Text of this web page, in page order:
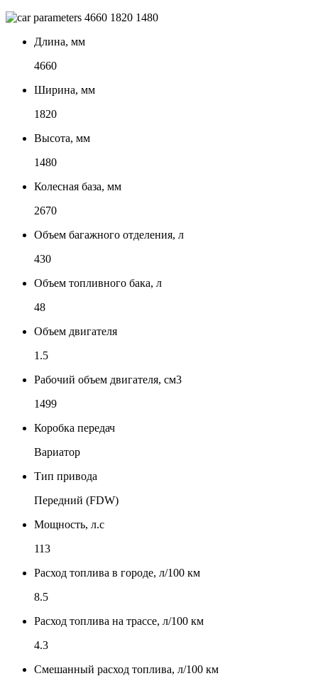
4660 1820 1480
Длина, мм
4660
Ширина, мм
1820
Высота, мм
1480
Колесная база, мм
2670
Объем багажного отделения, л
430
Объем топливного бака, л
48
Объем двигателя
1.5
Рабочий объем двигателя, см3
1499
Коробка передач
Вариатор
Тип привода
Передний (FDW)
Мощность, л.с
113
Расход топлива в городе, л/100 км
8.5
Расход топлива на трассе, л/100 км
4.3
Смешанный расход топлива, л/100 км